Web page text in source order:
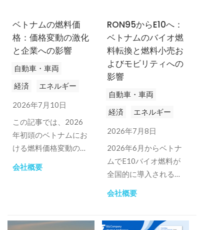
ベトナムの燃料価
格：価格変動の激化
と企業への影響
自動車・車両
経済
エネルギー
2026年7月10日
この記事では、2026
年初頭のベトナムにお
ける燃料価格変動の主
への影響、政策措置な
会社概要
RON95からE10へ：
ベトナムのバイオ燃
料転換と燃料小売お
よびモビリティへの
影響
自動車・車両
経済
エネルギー
2026年7月8日
2026年6月からベトナ
ムでE10バイオ燃料が
全国的に導入されるこ
市場における大きな変
会社概要